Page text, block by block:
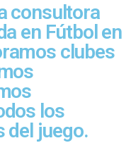
consultora
en Fútbol en
clubes
los
del juego.